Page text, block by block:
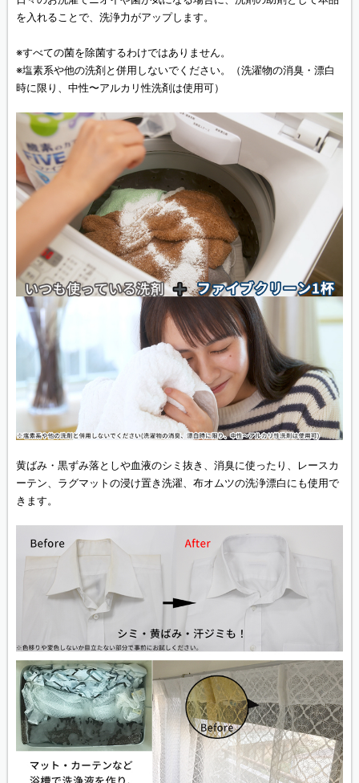
を入れることで、洗浄力がアップします。
※すべての菌を除菌するわけではありません。
※塩素系や他の洗剤と併用しないでください。（洗濯物の消臭・漂白
時に限り、中性〜アルカリ性洗剤は使用可）
黄ばみ・黒ずみ落としや血液のシミ抜き、消臭に使ったり、レースカ
ーテン、ラグマットの浸け置き洗濯、布オムツの洗浄漂白にも使用で
きます。